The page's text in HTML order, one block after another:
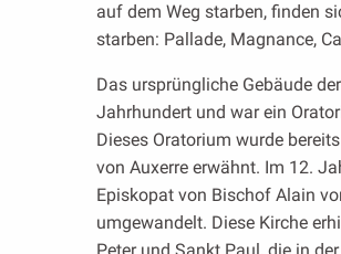
auf dem Weg starben, finden
starben: Pallade, Magnance,
Das ursprüngliche Gebäude
Jahrhundert und war ein
Dieses Oratorium wurde
von Auxerre erwähnt. Im 12.
Episkopat von Bischof Alain
umgewandelt. Diese Kirche